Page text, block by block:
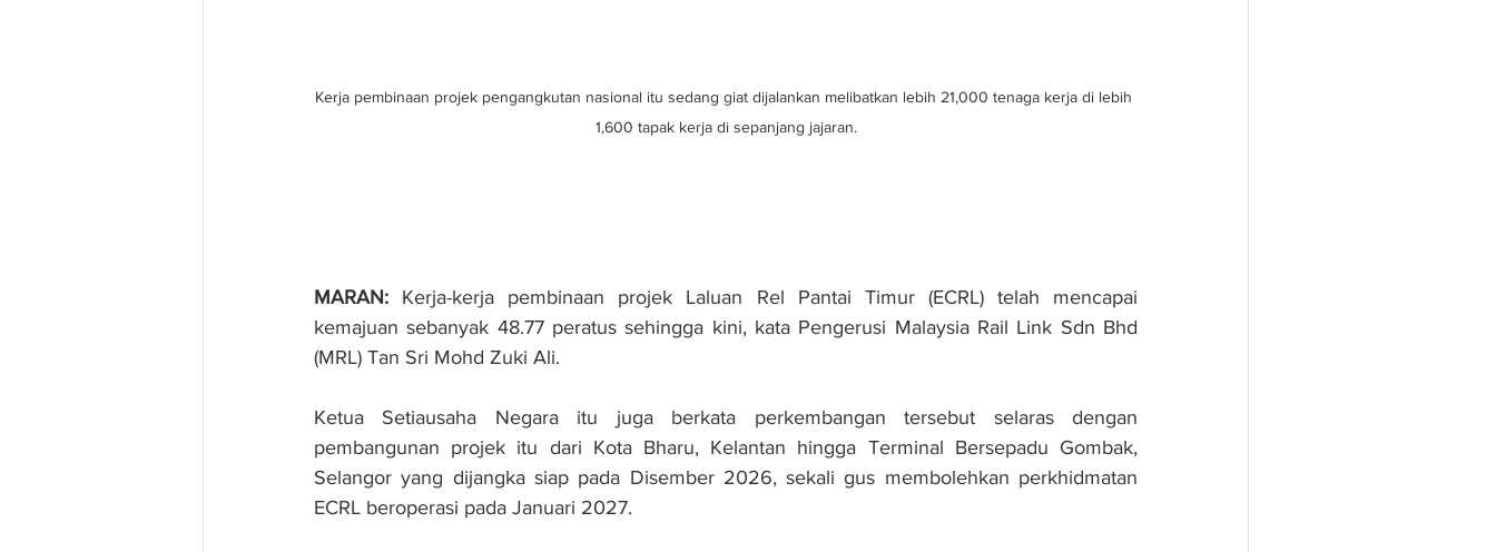
Kerja pembinaan projek pengangkutan nasional itu sedang giat dijalankan melibatkan lebih 21,000 tenaga kerja di lebih
1,600 tapak kerja di sepanjang jajaran.
MARAN: Kerja-kerja pembinaan projek Laluan Rel Pantai Timur (ECRL) telah mencapai
kemajuan sebanyak 48.77 peratus sehingga kini, kata Pengerusi Malaysia Rail Link Sdn Bhd
(MRL) Tan Sri Mohd Zuki Ali.
Ketua Setiausaha Negara itu juga berkata perkembangan tersebut selaras dengan
pembangunan projek itu dari Kota Bharu, Kelantan hingga Terminal Bersepadu Gombak,
Selangor yang dijangka siap pada Disember 2026, sekali gus membolehkan perkhidmatan
ECRL beroperasi pada Januari 2027.